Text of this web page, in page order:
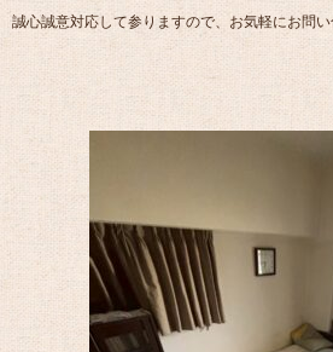
誠心誠意対応して参りますので、お気軽にお問